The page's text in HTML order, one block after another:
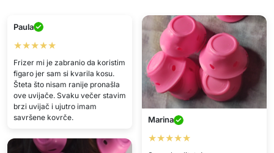
Paula
★★★★★
Frizer mi je zabranio da koristim
figaro jer sam si kvarila kosu.
Šteta što nisam ranije pronašla
ove uvijače. Svaku večer stavim
brzi uvijač i ujutro imam
savršene kovrče.
Marina
★★★★★